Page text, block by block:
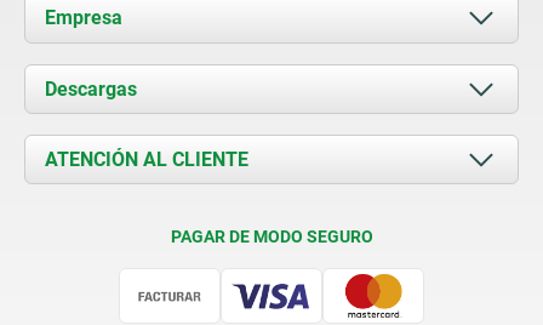
Empresa
Acerca de nosotros
Novedades
Contacto
Descargas
Documents
ATENCIÓN AL CLIENTE
PAGAR DE MODO SEGURO